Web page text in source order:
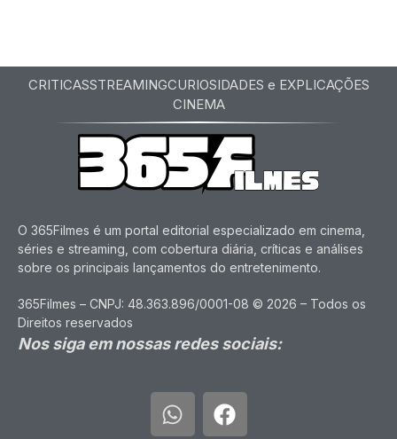
CRITICASSTREAMINGCURIOSIDADES e EXPLICAÇÕES
CINEMA
O 365Filmes é um portal editorial especializado em cinema,
séries e streaming, com cobertura diária, críticas e análises
sobre os principais lançamentos do entretenimento.
365Filmes – CNPJ: 48.363.896/0001-08 © 2026 – Todos os
Direitos reservados
Nos siga em nossas redes sociais: